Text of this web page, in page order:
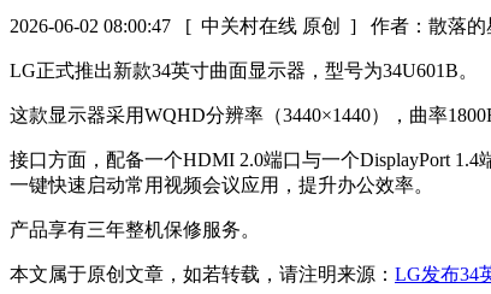
2026-06-02 08:00:47 [ 中关村在线 原创 ] 作者：散落的
LG正式推出新款34英寸曲面显示器，型号为34U601B。
这款显示器采用WQHD分辨率（3440×1440），曲率
接口方面，配备一个HDMI 2.0端口与一个DisplayPort
一键快速启动常用视频会议应用，提升办公效率。
产品享有三年整机保修服务。
本文属于原创文章，如若转载，请注明来源： LG发布34